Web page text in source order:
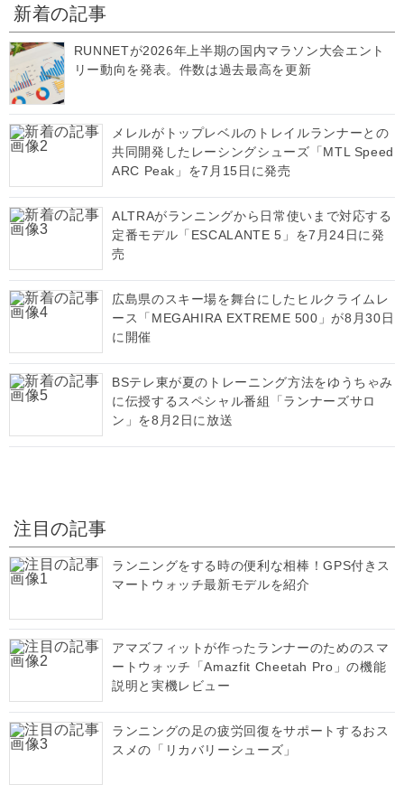
新着の記事
RUNNETが2026年上半期の国内マラソン大会エント
リー動向を発表。件数は過去最高を更新
メレルがトップレベルのトレイルランナーとの
共同開発したレーシングシューズ「MTL Speed
ARC Peak」を7月15日に発売
ALTRAがランニングから日常使いまで対応する
定番モデル「ESCALANTE 5」を7月24日に発
売
広島県のスキー場を舞台にしたヒルクライムレ
ース「MEGAHIRA EXTREME 500」が8月30日
に開催
BSテレ東が夏のトレーニング方法をゆうちゃみ
に伝授するスペシャル番組「ランナーズサロ
ン」を8月2日に放送
注目の記事
ランニングをする時の便利な相棒！GPS付きス
マートウォッチ最新モデルを紹介
アマズフィットが作ったランナーのためのスマ
ートウォッチ「Amazfit Cheetah Pro」の機能
説明と実機レビュー
ランニングの足の疲労回復をサポートするおス
スメの「リカバリーシューズ」